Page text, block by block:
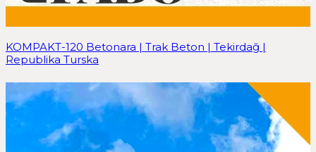
KOMPAKT-120 Betonara | Trak Beton | Tekirdağ |
Republika Turska